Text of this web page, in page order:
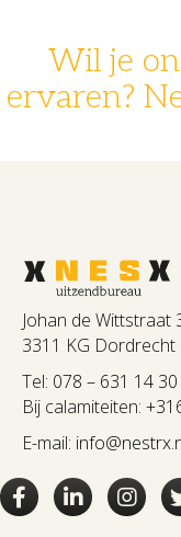
Wil je
ervaren?
Johan de Wittstraat
3311 KG Dordrecht
Tel: 078 – 631 14 30
Bij calamiteiten:
E-mail: